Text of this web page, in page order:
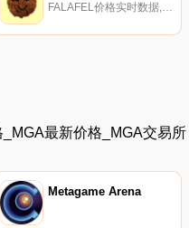
FALAFEL价格实时数据, 我们已经在移动应用商店推出了第一款免费的Play2Earn游戏。我们将继续发布具有独特加密奖励系统的游戏,让玩家有机会免费获得加密货币.
最新价格_MGA交易所
Metagame Arena